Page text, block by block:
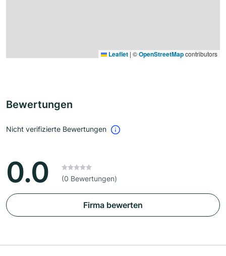
Leaflet | ©OpenStreetMapcontributors
Bewertungen
Nicht verifizierte Bewertungen
0.0 (0 Bewertungen)
Firma bewerten